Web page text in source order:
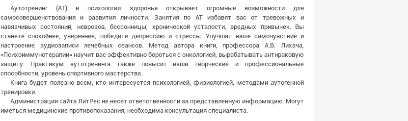
Аутотренинг (АТ) в психологии здоровья открывает огромные возможности для
самосовершенствования и развития личности. Занятия по АТ избавят вас от тревожных и
навязчивых состояний, неврозов, бессонницы, хронической усталости, вредных привычек. Вы
станете спокойнее, увереннее, победите депрессию и стрессы. Улучшат ваше самочувствие и
настроение аудиозаписи лечебных сеансов. Метод автора книги, профессора А.В. Лихача,
«Психоиммунотерапии» научит вас эффективно бороться с онкологией, вырабатывать антираковую
защиту. Практикум аутотренинга также повысит ваши творческие и профессиональные
способности, уровень спортивного мастерства.
Книга будет полезно всем, кто интересуется психологией, физиологией, методами аутогенной
тренировки.
Администрация сайта ЛитРес не несет ответственности за представленную информацию. Могут
иметься медицинские противопоказания, необходима консультация специалиста.